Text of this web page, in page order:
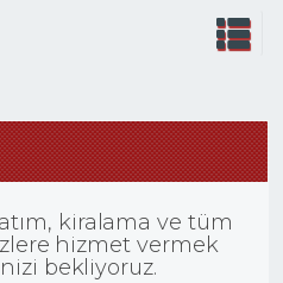
kiralama ve tüm
hizmet vermek
bekliyoruz.